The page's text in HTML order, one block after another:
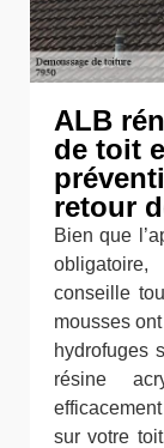
ALB
de toit
retour
Bien que
conseille
mousses
hydrofuges
résine
sur votre